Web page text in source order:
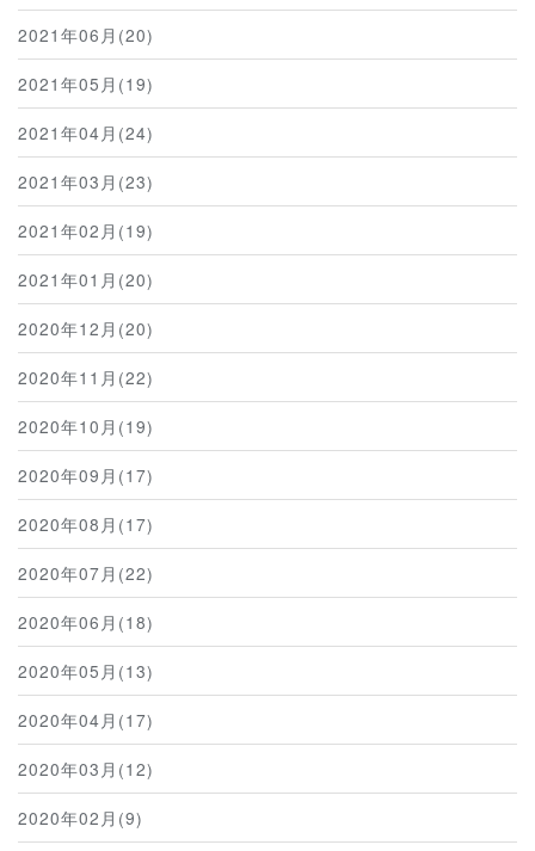
2021年06月(20)
2021年05月(19)
2021年04月(24)
2021年03月(23)
2021年02月(19)
2021年01月(20)
2020年12月(20)
2020年11月(22)
2020年10月(19)
2020年09月(17)
2020年08月(17)
2020年07月(22)
2020年06月(18)
2020年05月(13)
2020年04月(17)
2020年03月(12)
2020年02月(9)